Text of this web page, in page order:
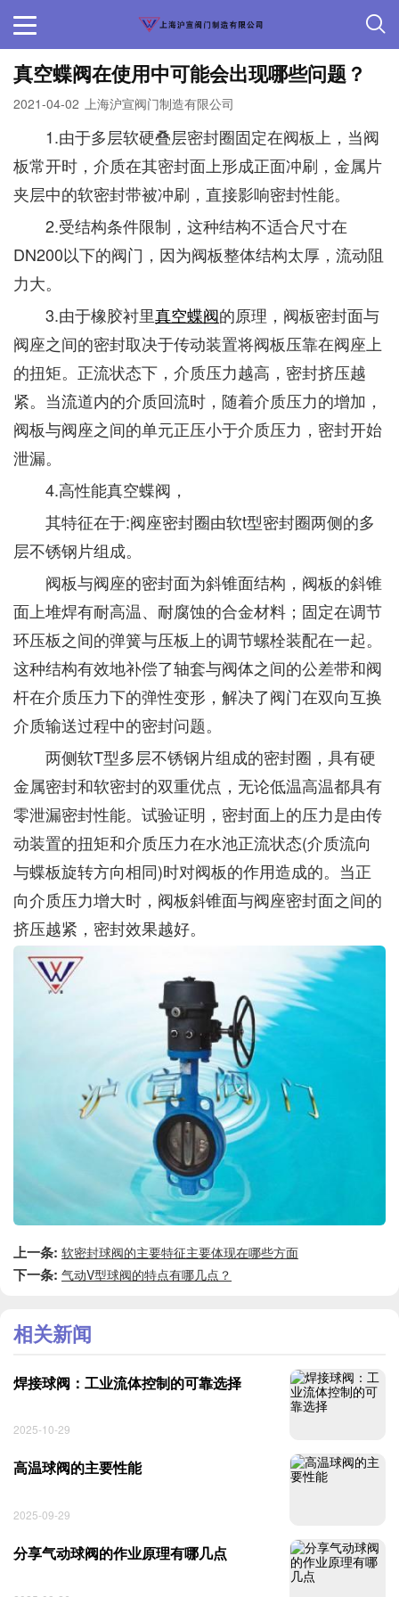
真空蝶阀在使用中可能会出现哪些问题？
2021-04-02 上海沪宣阀门制造有限公司
1.由于多层软硬叠层密封圈固定在阀板上，当阀
板常开时，介质在其密封面上形成正面冲刷，金属片
夹层中的软密封带被冲刷，直接影响密封性能。
2.受结构条件限制，这种结构不适合尺寸在
DN200以下的阀门，因为阀板整体结构太厚，流动阻
力大。
3.由于橡胶衬里真空蝶阀的原理，阀板密封面与
阀座之间的密封取决于传动装置将阀板压靠在阀座上
的扭矩。正流状态下，介质压力越高，密封挤压越
紧。当流道内的介质回流时，随着介质压力的增加，
阀板与阀座之间的单元正压小于介质压力，密封开始
泄漏。
4.高性能真空蝶阀，
其特征在于:阀座密封圈由软t型密封圈两侧的多
层不锈钢片组成。
阀板与阀座的密封面为斜锥面结构，阀板的斜锥
面上堆焊有耐高温、耐腐蚀的合金材料；固定在调节
环压板之间的弹簧与压板上的调节螺栓装配在一起。
这种结构有效地补偿了轴套与阀体之间的公差带和阀
杆在介质压力下的弹性变形，解决了阀门在双向互换
介质输送过程中的密封问题。
两侧软T型多层不锈钢片组成的密封圈，具有硬
金属密封和软密封的双重优点，无论低温高温都具有
零泄漏密封性能。试验证明，密封面上的压力是由传
动装置的扭矩和介质压力在水池正流状态(介质流向
与蝶板旋转方向相同)时对阀板的作用造成的。当正
向介质压力增大时，阀板斜锥面与阀座密封面之间的
挤压越紧，密封效果越好。
上一条: 软密封球阀的主要特征主要体现在哪些方面
下一条: 气动V型球阀的特点有哪几点？
相关新闻
焊接球阀：工业流体控制的可靠选择
2025-10-29
高温球阀的主要性能
2025-09-29
分享气动球阀的作业原理有哪几点